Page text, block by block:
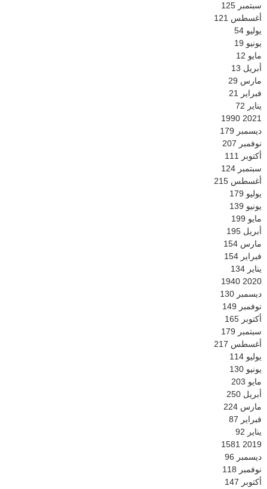
سبتمبر 125
أغسطس 121
يوليو 54
يونيو 19
مايو 12
أبريل 13
مارس 29
فبراير 21
يناير 72
2021
1990
ديسمبر 179
نوفمبر 207
أكتوبر 111
سبتمبر 124
أغسطس 215
يوليو 179
يونيو 139
مايو 199
أبريل 195
مارس 154
فبراير 154
يناير 134
2020
1940
ديسمبر 130
نوفمبر 149
أكتوبر 165
سبتمبر 179
أغسطس 217
يوليو 114
يونيو 130
مايو 203
أبريل 250
مارس 224
فبراير 87
يناير 92
2019
1581
ديسمبر 96
نوفمبر 118
أكتوبر 147